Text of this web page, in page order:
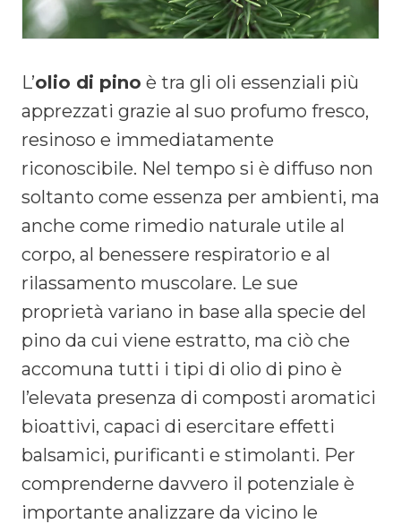
L’olio di pino è tra gli oli essenziali più
apprezzati grazie al suo profumo fresco,
resinoso e immediatamente
riconoscibile. Nel tempo si è diffuso non
soltanto come essenza per ambienti, ma
anche come rimedio naturale utile al
corpo, al benessere respiratorio e al
rilassamento muscolare. Le sue
proprietà variano in base alla specie del
pino da cui viene estratto, ma ciò che
accomuna tutti i tipi di olio di pino è
l’elevata presenza di composti aromatici
bioattivi, capaci di esercitare effetti
balsamici, purificanti e stimolanti. Per
comprenderne davvero il potenziale è
importante analizzare da vicino le